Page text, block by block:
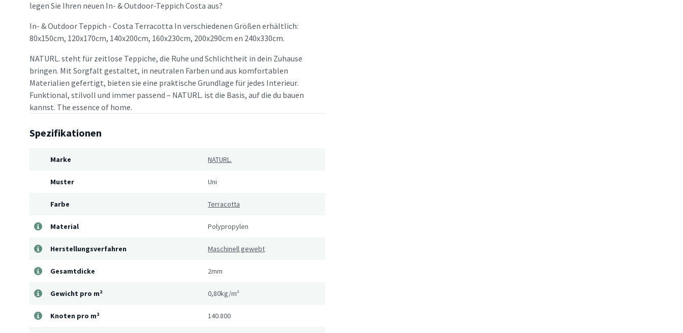
legen Sie Ihren neuen In- & Outdoor-Teppich Costa aus?
In- & Outdoor Teppich - Costa Terracotta In verschiedenen Größen erhältlich:
80x150cm, 120x170cm, 140x200cm, 160x230cm, 200x290cm en 240x330cm.
NATURL. steht für zeitlose Teppiche, die Ruhe und Schlichtheit in dein Zuhause
bringen. Mit Sorgfalt gestaltet, in neutralen Farben und aus komfortablen
Materialien gefertigt, bieten sie eine praktische Grundlage für jedes Interieur.
Funktional, stilvoll und immer passend – NATURL. ist die Basis, auf die du bauen
kannst. The essence of home.
Spezifikationen
Marke NATURL.
Muster Uni
Farbe Terracotta
Material Polypropylen
Herstellungsverfahren Maschinell gewebt
Gesamtdicke 2mm
Gewicht pro m² 0,80kg/m²
Knoten pro m² 140.800